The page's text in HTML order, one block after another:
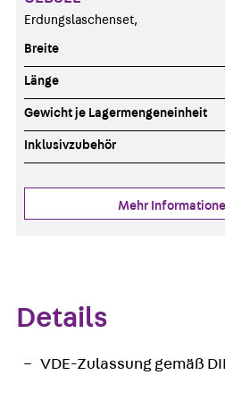
Erdungslaschenset,
Breite
Länge
Gewicht je Lagermengeneinheit
Inklusivzubehör
Mehr
Details
VDE-Zulassung gemäß